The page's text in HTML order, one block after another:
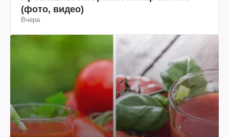
Ярославль: загорелся пожар на НПЗ
(фото, видео)